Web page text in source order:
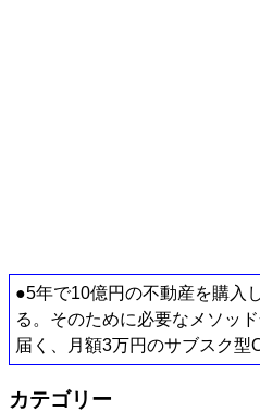
●5年で10億円の不動産を購入
る。そのために必要なメソッ
届く、月額3万円のサブスク型
カテゴリー